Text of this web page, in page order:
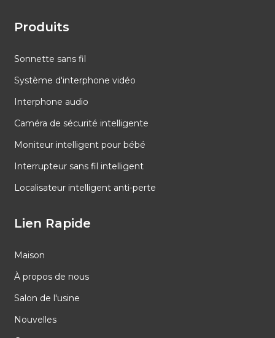
Produits
Sonnette sans fil
Système d'interphone vidéo
Interphone audio
Caméra de sécurité intelligente
Moniteur intelligent pour bébé
Interrupteur sans fil intelligent
Localisateur intelligent anti-perte
Lien Rapide
Maison
À propos de nous
Salon de l'usine
Nouvelles